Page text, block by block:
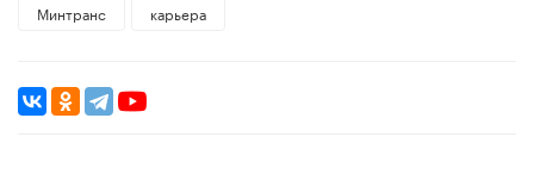
Минтранс
карьера